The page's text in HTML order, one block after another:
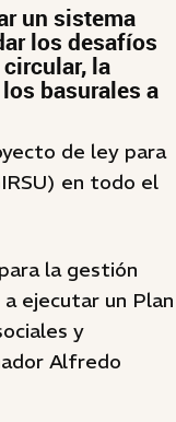
un sistema
los desafíos
la
basurales a
de ley para
en todo el
la gestión
ejecutar un Plan
y
Alfredo